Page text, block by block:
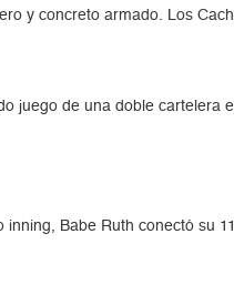
y concreto armado. Los
juego de una doble cartelera
inning, Babe Ruth conectó su